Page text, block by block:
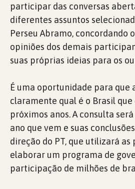
participar das conversas
diferentes assuntos
Perseu Abramo, concordando
opiniões dos demais
suas próprias ideias para os
É uma oportunidade para que
claramente qual é o Brasil que
próximos anos. A consulta
ano que vem e suas
direção do PT, que utilizará as
elaborar um programa de
participação de milhões de